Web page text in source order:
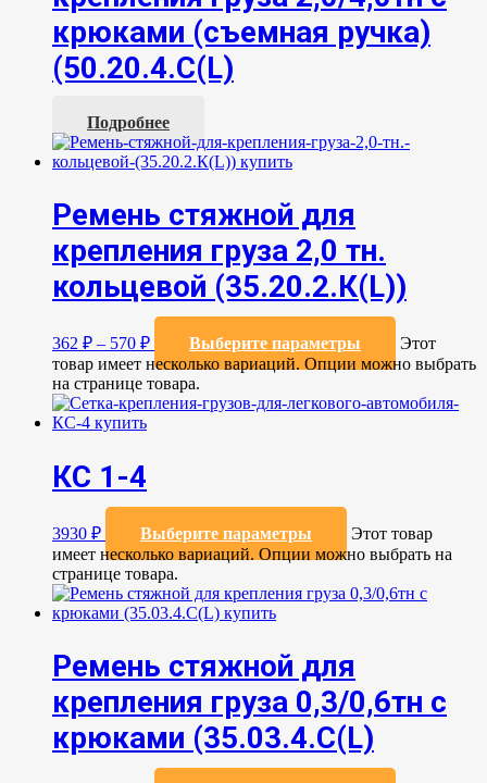
крюками (съемная ручка)
(50.20.4.С(L)
Подробнее
Ремень стяжной для
крепления груза 2,0 тн.
кольцевой (35.20.2.К(L))
362 ₽ – 570 ₽ Выберите параметры
Этот
товар имеет несколько вариаций. Опции можно выбрать
на странице товара.
КС 1-4
3930 ₽ Выберите параметры
Этот товар
имеет несколько вариаций. Опции можно выбрать на
странице товара.
Ремень стяжной для
крепления груза 0,3/0,6тн с
крюками (35.03.4.C(L)